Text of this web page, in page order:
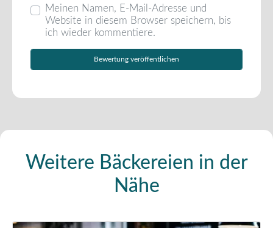
Meinen Namen, E-Mail-Adresse und
Website in diesem Browser speichern, bis
ich wieder kommentiere.
Weitere Bäckereien in der
Nähe